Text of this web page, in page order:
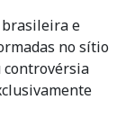
brasileira e
no sítio
controvérsia